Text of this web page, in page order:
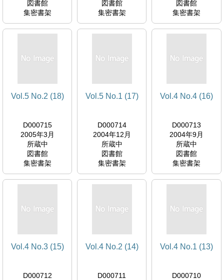
図書館
集密書架
図書館
集密書架
図書館
集密書架
Vol.5 No.2 (18)
D000715
2005年3月
所蔵中
図書館
集密書架
Vol.5 No.1 (17)
D000714
2004年12月
所蔵中
図書館
集密書架
Vol.4 No.4 (16)
D000713
2004年9月
所蔵中
図書館
集密書架
Vol.4 No.3 (15)
D000712
Vol.4 No.2 (14)
D000711
Vol.4 No.1 (13)
D000710